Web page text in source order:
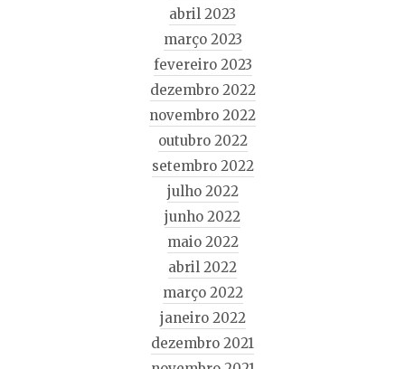
abril 2023
março 2023
fevereiro 2023
dezembro 2022
novembro 2022
outubro 2022
setembro 2022
julho 2022
junho 2022
maio 2022
abril 2022
março 2022
janeiro 2022
dezembro 2021